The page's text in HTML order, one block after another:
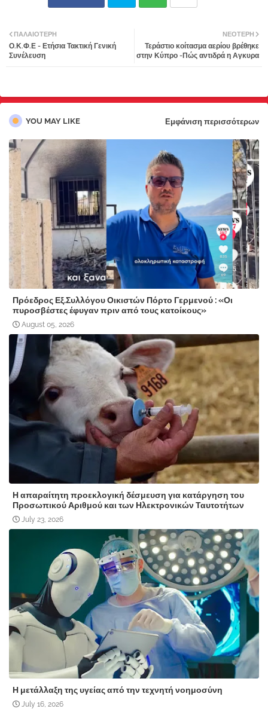
tter atsa
ΝΕΌΤΕΡΗ
Τεράστιο κοίτασμα αερίου βρέθηκε
στην Κύπρο -Πώς αντιδρά η Αγκυρα
ΠΑΛΑΙΌΤΕΡΗ
Ο.Κ.Φ.Ε - Ετήσια Τακτική Γενική
Συνέλευση
YOU MAY LIKE Εμφάνιση περισσότερων
Πρόεδρος Εξ.Συλλόγου Οικιστών Πόρτο Γερμενού : «Οι
πυροσβέστες έφυγαν πριν από τους κατοίκους»
August 05, 2026
Η απαραίτητη προεκλογική δέσμευση για κατάργηση του
Προσωπικού Αριθμού και των Ηλεκτρονικών Ταυτοτήτων
July 23, 2026
Η μετάλλαξη της υγείας από την τεχνητή νοημοσύνη
July 16, 2026